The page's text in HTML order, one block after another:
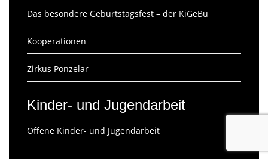
Das besondere Geburtstagsfest – der KiGeBu
Kooperationen
Zirkus Ponzelar
Kinder- und Jugendarbeit
Offene Kinder- und Jugendarbeit